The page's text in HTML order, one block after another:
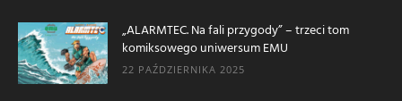
„ALARMTEC. Na fali przygody” – trzeci tom
komiksowego uniwersum EMU
22 PAŹDZIERNIKA 2025